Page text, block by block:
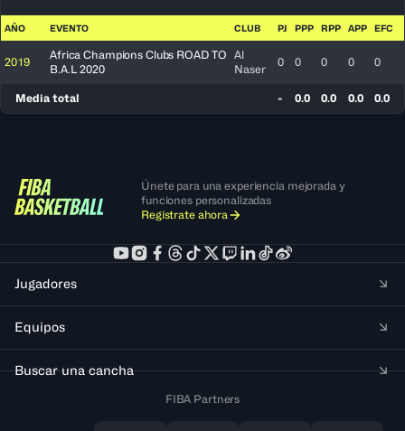
AÑO EVENTO CLUB PJ PPP RPP APP EFC
2019
Africa Champions Clubs ROAD TO
B.A.L 2020
Al
Naser
0 0 0 0 0
Media total - 0.0 0.0 0.0 0.0
Únete para una experiencia mejorada y
funciones personalizadas
Regístrate ahora
Jugadores
Equipos
Buscar una cancha
FIBA Partners